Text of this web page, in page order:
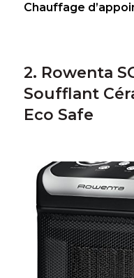
Chauffage
2. Rowenta
Soufflant
Eco Safe